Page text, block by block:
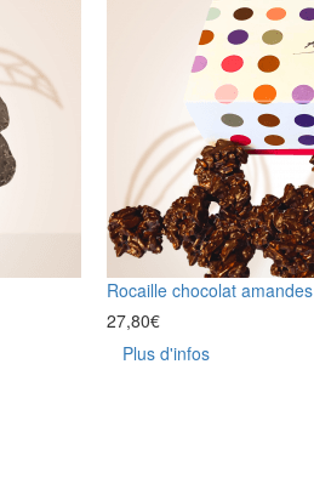
Rocaille chocolat amandes
27,80€
Plus d'infos